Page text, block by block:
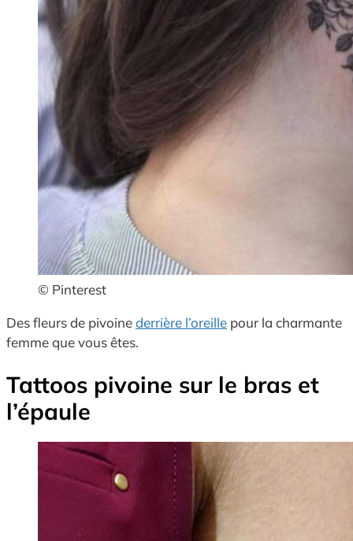
© Pinterest
Des fleurs de pivoinederrière l’oreille pour la charmante
femme que vous êtes.
Tattoos pivoine sur le bras et
l’épaule